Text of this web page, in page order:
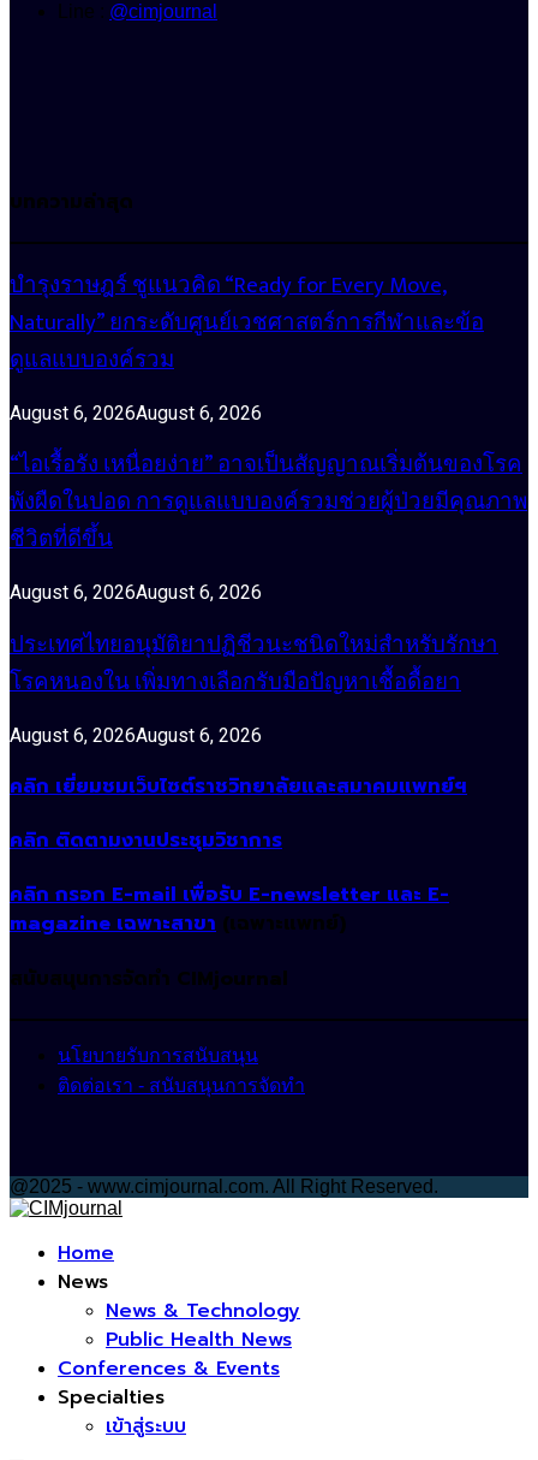
Line : @cimjournal
บทความล่าสุด
บำรุงราษฎร์ ชูแนวคิด “Ready for Every Move,
Naturally” ยกระดับศูนย์เวชศาสตร์การกีฬาและข้อ
ดูแลแบบองค์รวม
August 6, 2026August 6, 2026
“ไอเรื้อรัง เหนื่อยง่าย” อาจเป็นสัญญาณเริ่มต้นของโรค
พังผืดในปอด การดูแลแบบองค์รวมช่วยผู้ป่วยมีคุณภาพ
ชีวิตที่ดีขึ้น
August 6, 2026August 6, 2026
ประเทศไทยอนุมัติยาปฏิชีวนะชนิดใหม่สำหรับรักษา
โรคหนองใน เพิ่มทางเลือกรับมือปัญหาเชื้อดื้อยา
August 6, 2026August 6, 2026
คลิก เยี่ยมชมเว็บไซต์ราชวิทยาลัยและสมาคมแพทย์ฯ
คลิก ติดตามงานประชุมวิชาการ
คลิก กรอก E-mail เพื่อรับ E-newsletter และ E-
magazine เฉพาะสาขา (เฉพาะแพทย์)
สนับสนุนการจัดทำ CIMjournal
นโยบายรับการสนับสนุน
ติดต่อเรา - สนับสนุนการจัดทำ
@2025 - www.cimjournal.com. All Right Reserved.
Home
News
News & Technology
Public Health News
Conferences & Events
Specialties
เข้าสู่ระบบ